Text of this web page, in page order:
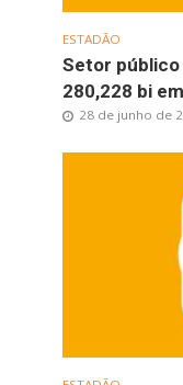
ESTADÃO
Setor
280,228 bi
28 de junho de